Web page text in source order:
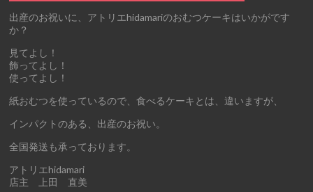
出産のお祝いに、アトリエhidamariのおむつケーキはいかがです
か？
見てよし！
飾ってよし！
使ってよし！
紙おむつを使っているので、食べるケーキとは、違いますが、
インパクトのある、出産のお祝い。
全国発送も承っております。
アトリエhidamari
店主 上田 直美